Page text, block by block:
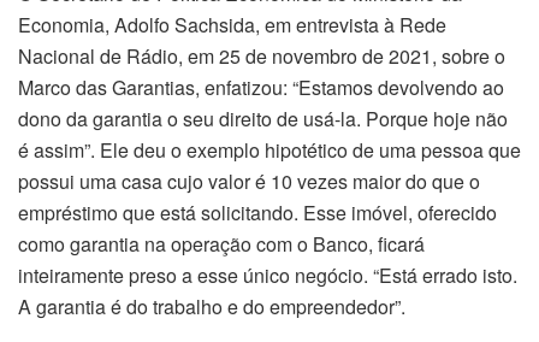
Economia, Adolfo Sachsida, em entrevista à Rede
Nacional de Rádio, em 25 de novembro de 2021, sobre o
Marco das Garantias, enfatizou: “Estamos devolvendo ao
dono da garantia o seu direito de usá-la. Porque hoje não
é assim”. Ele deu o exemplo hipotético de uma pessoa que
possui uma casa cujo valor é 10 vezes maior do que o
empréstimo que está solicitando. Esse imóvel, oferecido
como garantia na operação com o Banco, ficará
inteiramente preso a esse único negócio. “Está errado isto.
A garantia é do trabalho e do empreendedor”.